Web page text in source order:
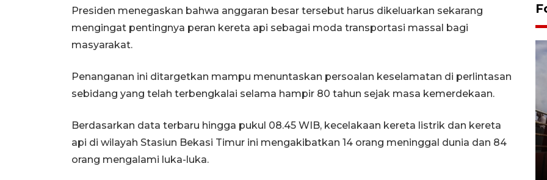
Presiden menegaskan bahwa anggaran besar tersebut harus dikeluarkan sekarang
mengingat pentingnya peran kereta api sebagai moda transportasi massal bagi
masyarakat.
Penanganan ini ditargetkan mampu menuntaskan persoalan keselamatan di perlintasan
sebidang yang telah terbengkalai selama hampir 80 tahun sejak masa kemerdekaan.
Berdasarkan data terbaru hingga pukul 08.45 WIB, kecelakaan kereta listrik dan kereta
api di wilayah Stasiun Bekasi Timur ini mengakibatkan 14 orang meninggal dunia dan 84
orang mengalami luka-luka.
Unjuk rasa protes penataan
Pasar Higienis